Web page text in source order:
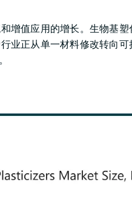
增值应用的增长。生物基
业正从单一材料修改转向